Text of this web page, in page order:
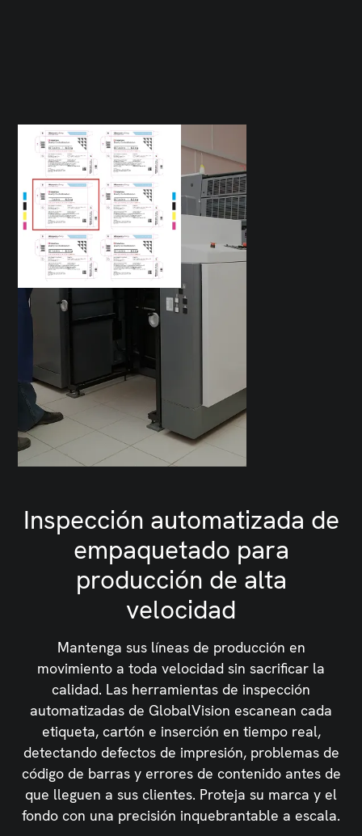
Inspección automatizada de
empaquetado para
producción de alta
velocidad
Mantenga sus líneas de producción en
movimiento a toda velocidad sin sacrificar la
calidad. Las herramientas de inspección
automatizadas de GlobalVision escanean cada
etiqueta, cartón e inserción en tiempo real,
detectando defectos de impresión, problemas de
código de barras y errores de contenido antes de
que lleguen a sus clientes. Proteja su marca y el
fondo con una precisión inquebrantable a escala.